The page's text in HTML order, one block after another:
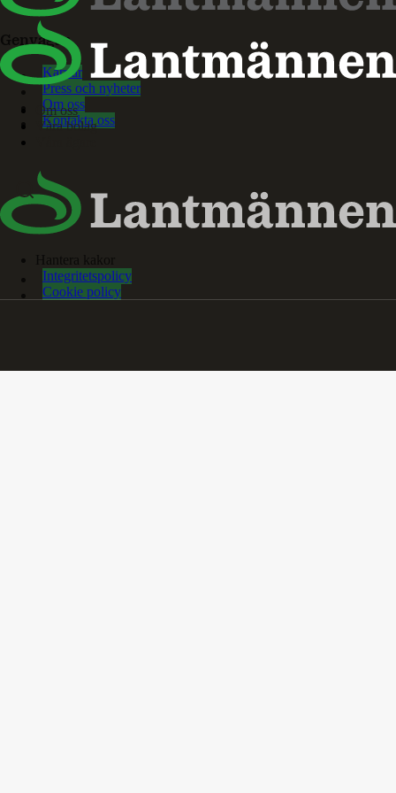
Om oss
Våra bolag
Genvägar
Karriär
Press och nyheter
Om oss
Kontakta oss
Integritetspolicy
Cookie policy